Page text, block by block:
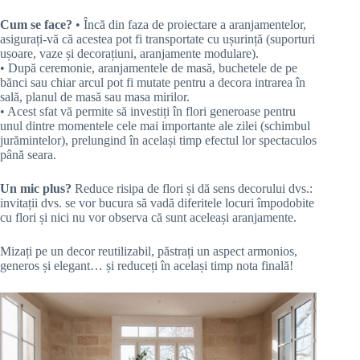
Cum se face? • Încă din faza de proiectare a aranjamentelor,
asigurați-vă că acestea pot fi transportate cu ușurință (suporturi
ușoare, vaze și decorațiuni, aranjamente modulare).
• După ceremonie, aranjamentele de masă, buchetele de pe
bănci sau chiar arcul pot fi mutate pentru a decora intrarea în
sală, planul de masă sau masa mirilor.
• Acest sfat vă permite să investiți în flori generoase pentru
unul dintre momentele cele mai importante ale zilei (schimbul
jurămintelor), prelungind în același timp efectul lor spectaculos
până seara.
Un mic plus? Reduce risipa de flori și dă sens decorului dvs.:
invitații dvs. se vor bucura să vadă diferitele locuri împodobite
cu flori și nici nu vor observa că sunt aceleași aranjamente.
Mizați pe un decor reutilizabil, păstrați un aspect armonios,
generos și elegant… și reduceți în același timp nota finală!